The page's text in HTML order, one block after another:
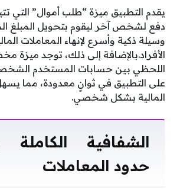
يقدم التطبيق ميزة “طلب أموال” التي
دفع لشخص آخر ليقوم بتحويل المبلغ
وسيلة ذكية وأسرع لإنهاء المعاملات
الأفراد.بالإضافة إلى ذلك، توجد ميزة
اللحظي بين حسابات المستخدم
على التطبيق في ثوانٍ معدودة، مما
المالية بشكل شخصي.
الشفافية الكاملة
حدود المعاملات